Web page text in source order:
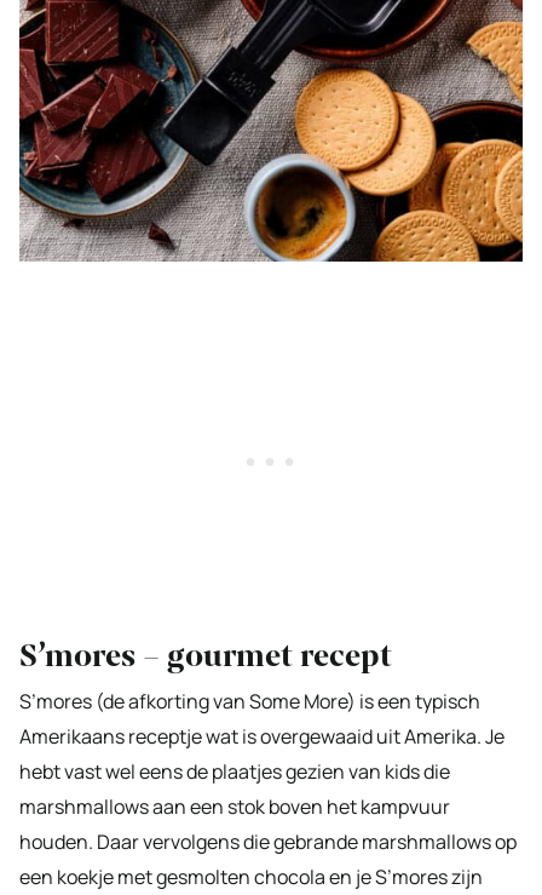
S’mores – gourmet recept
S’mores (de afkorting van Some More) is een typisch
Amerikaans receptje wat is overgewaaid uit Amerika. Je
hebt vast wel eens de plaatjes gezien van kids die
marshmallows aan een stok boven het kampvuur
houden. Daar vervolgens die gebrande marshmallows op
een koekje met gesmolten chocola en je S’mores zijn